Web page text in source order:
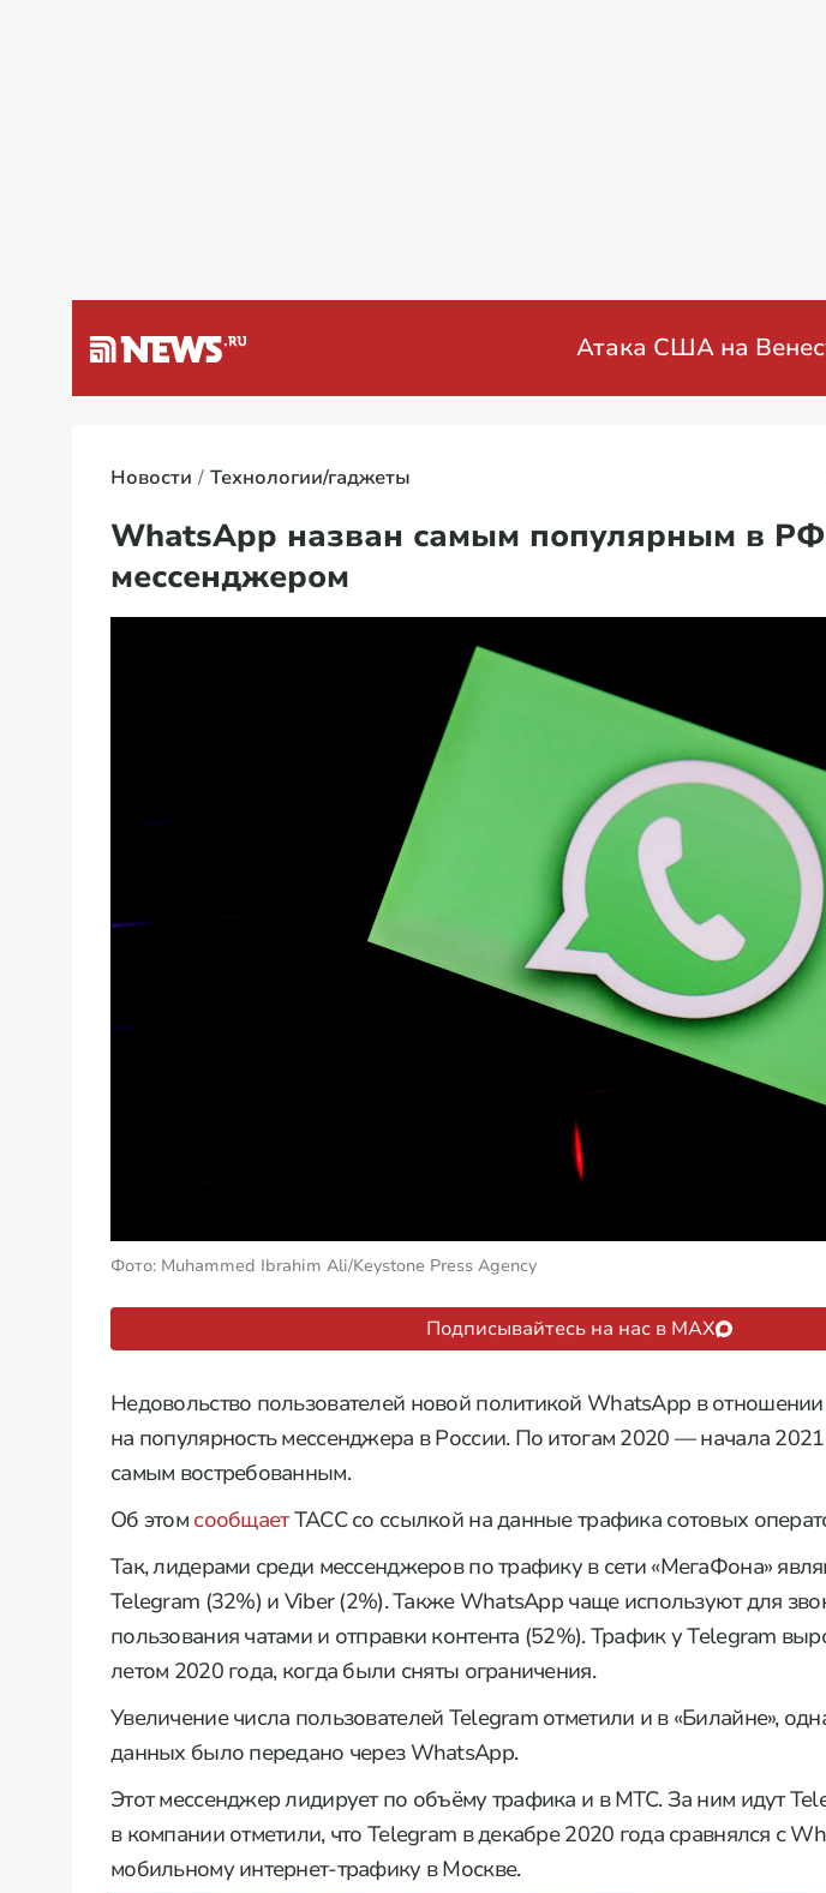
Специальная военная операция на
Новости Технологии/гаджеты
WhatsApp назван самым популярным в РФ
мессенджером
Фото: Muhammed Ibrahim Ali/Keystone Press Agency
Подписывайтесь на нас в MAX
Недовольство пользователей новой политикой WhatsApp в
на популярность мессенджера в России. По итогам 2020 — начала 2021
самым востребованным.
Об этом сообщаетТАСС со ссылкой на данные трафика сотовых
Так, лидерами среди мессенджеров по трафику в сети «МегаФона»
Telegram (32%) и Viber (2%). Также WhatsApp чаще используют для
пользования чатами и отправки контента (52%). Трафик у Telegram
летом 2020 года, когда были сняты ограничения.
Увеличение числа пользователей Telegram отметили и в «Билайне»,
данных было передано через WhatsApp.
Этот мессенджер лидирует по объёму трафика и в МТС. За ним идут
в компании отметили, что Telegram в декабре 2020 года сравнялся с
мобильному интернет-трафику в Москве.